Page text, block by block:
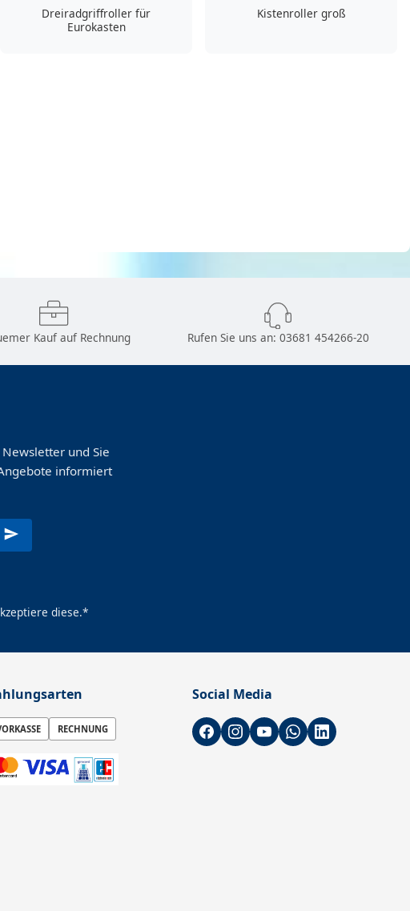
Dreiradgriffroller für
Eurokasten
Kistenroller groß
Kauf auf Rechnung Rufen Sie uns an: 03681 454266-20
und Sie
informiert
diese.*
RECHNUNG
Social Media